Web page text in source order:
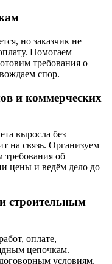
но заказчик не
Помогаем
требования о
спор.
и коммерческих
выросла без
на связь. Организуем
требования об
цены и ведём дело до
строительным
оплате,
цепочкам.
условиям,